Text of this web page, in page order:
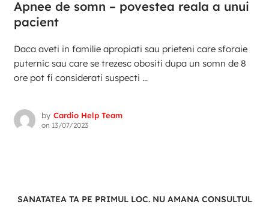
Apnee de somn – povestea reala a unui
pacient
Daca aveti in familie apropiati sau prieteni care sforaie
puternic sau care se trezesc obositi dupa un somn de 8
ore pot fi considerati suspecti ...
by Cardio Help Team
on 13/07/2023
SANATATEA TA PE PRIMUL LOC. NU AMANA CONSULTUL